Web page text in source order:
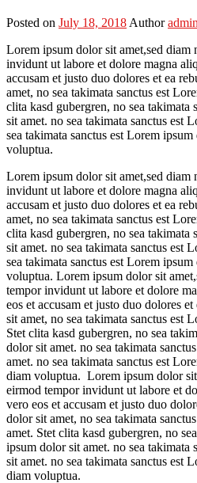
Posted on July 18, 2018 Author admin
Lorem ipsum dolor sit amet,sed diam
invidunt ut labore et dolore magna
accusam et justo duo dolores et ea
amet, no sea takimata sanctus est
clita kasd gubergren, no sea takimata
sit amet. no sea takimata sanctus est
sea takimata sanctus est Lorem
voluptua.
Lorem ipsum dolor sit amet,sed diam
invidunt ut labore et dolore magna
accusam et justo duo dolores et ea
amet, no sea takimata sanctus est
clita kasd gubergren, no sea takimata
sit amet. no sea takimata sanctus est
sea takimata sanctus est Lorem
voluptua. Lorem ipsum dolor sit
tempor invidunt ut labore et dolore
eos et accusam et justo duo dolores
sit amet, no sea takimata sanctus est
Stet clita kasd gubergren, no sea
dolor sit amet. no sea takimata
amet. no sea takimata sanctus est
diam voluptua. Lorem ipsum dolor
eirmod tempor invidunt ut labore et
vero eos et accusam et justo duo
dolor sit amet, no sea takimata
amet. Stet clita kasd gubergren, no
ipsum dolor sit amet. no sea takimata
sit amet. no sea takimata sanctus est
diam voluptua.